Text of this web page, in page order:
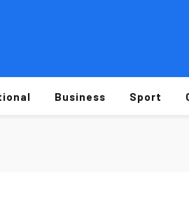
Business Sport